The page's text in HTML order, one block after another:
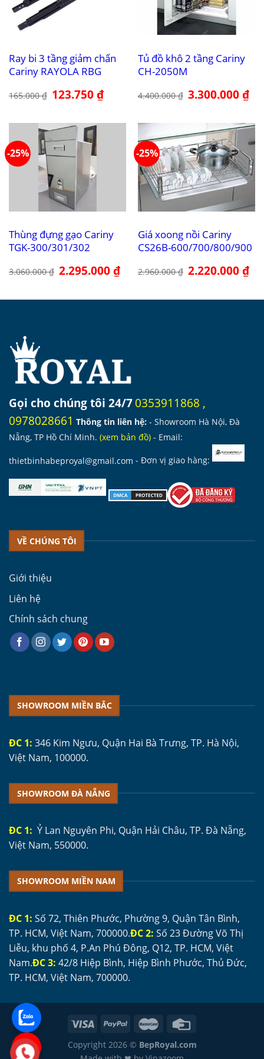
Ray bi 3 tầng giảm chấn
Cariny RAYOLA RBG
165.000₫ Giá
gốc
123.750₫Giá
hiện
123.750 ₫.
Tủ đồ khô 2 tầng Cariny
CH-2050M
4.400.000₫ Giá
gốc
3.300.000₫Giá
-25%
Thùng đựng gạo Cariny
TGK-300/301/302
3.060.000₫ Giá
gốc
2.295.000₫Giá
hiện
2.295.000 ₫.
-25%
Giá xoong nồi Cariny
CS26B-600/700/800/900
2.960.000₫ Giá
gốc
2.220.000₫Giá
Gọi cho chúng tôi 24/70353911868 ,
0978028661 Thông tin liên hệ: - Showroom Hà Nội, Đà
Nẵng, TP Hồ Chí Minh. (xem bản đồ) - Email:
thietbinhabeproyal@gmail.com - Đơn vị giao hàng:
VỀ CHÚNG TÔI
Giới thiệu
Liên hệ
Chính sách chung
SHOWROOM MIỀN BẮC
ĐC 1: 346 Kim Ngưu, Quận Hai Bà Trưng, TP. Hà Nội,
Việt Nam, 100000.
SHOWROOM ĐÀ NẴNG
ĐC 1: Ỷ Lan Nguyên Phi, Quận Hải Châu, TP. Đà Nẵng,
Việt Nam, 550000.
SHOWROOM MIỀN NAM
ĐC 1: Số 72, Thiên Phước, Phường 9, Quận Tân Bình,
TP. HCM, Việt Nam, 700000.ĐC 2: Số 23 Đường Võ Thị
Liễu, khu phố 4, P.An Phú Đông, Q12, TP. HCM, Việt
Nam.ĐC 3: 42/8 Hiệp Bình, Hiệp Bình Phước, Thủ Đức,
TP. HCM, Việt Nam, 700000.
Copyright 2026 © BepRoyal.com